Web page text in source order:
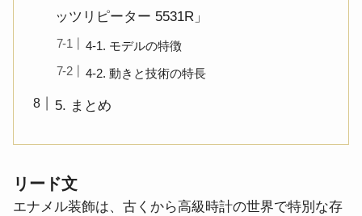
ッツリピーター 5531R」
4-1. モデルの特徴
4-2. 動きと技術の特長
5. まとめ
リード文
エナメル装飾は、古くから高級時計の世界で特別な存